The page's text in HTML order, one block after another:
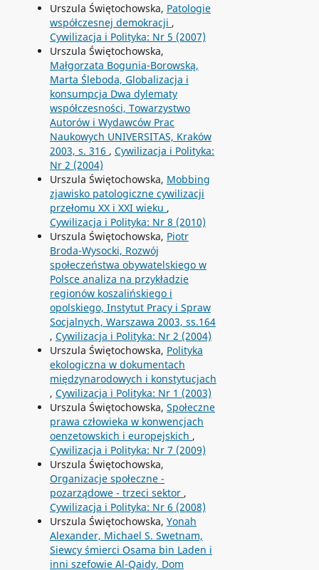
Urszula Świętochowska, Patologie
współczesnej demokracji ,
Cywilizacja i Polityka: Nr 5 (2007)
Urszula Świętochowska,
Małgorzata Bogunia-Borowską,
Marta Śleboda, Globalizacja i
konsumpcja Dwa dylematy
współczesności, Towarzystwo
Autorów i Wydawców Prac
Naukowych UNIVERSITAS, Kraków
2003, s. 316 , Cywilizacja i Polityka:
Nr 2 (2004)
Urszula Świętochowska, Mobbing
zjawisko patologiczne cywilizacji
przełomu XX i XXI wieku ,
Cywilizacja i Polityka: Nr 8 (2010)
Urszula Świętochowska, Piotr
Broda-Wysocki, Rozwój
społeczeństwa obywatelskiego w
Polsce analiza na przykładzie
regionów koszalińskiego i
opolskiego, Instytut Pracy i Spraw
Socjalnych, Warszawa 2003, ss.164
, Cywilizacja i Polityka: Nr 2 (2004)
Urszula Świętochowska, Polityka
ekologiczna w dokumentach
międzynarodowych i konstytucjach
, Cywilizacja i Polityka: Nr 1 (2003)
Urszula Świętochowska, Społeczne
prawa człowieka w konwencjach
oenzetowskich i europejskich ,
Cywilizacja i Polityka: Nr 7 (2009)
Urszula Świętochowska,
Organizacje społeczne -
pozarządowe - trzeci sektor ,
Cywilizacja i Polityka: Nr 6 (2008)
Urszula Świętochowska, Yonah
Alexander, Michael S. Swetnam,
Siewcy śmierci Osama bin Laden i
inni szefowie Al-Qaidy, Dom